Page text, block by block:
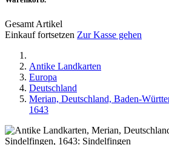
Gesamt Artikel
Einkauf fortsetzen Zur Kasse gehen
Antike Landkarten
Europa
Deutschland
Merian, Deutschland, Baden-
1643